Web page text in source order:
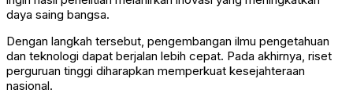
daya saing bangsa.
Dengan langkah tersebut, pengembangan ilmu pengetahuan
dan teknologi dapat berjalan lebih cepat. Pada akhirnya, riset
perguruan tinggi diharapkan memperkuat kesejahteraan
nasional.